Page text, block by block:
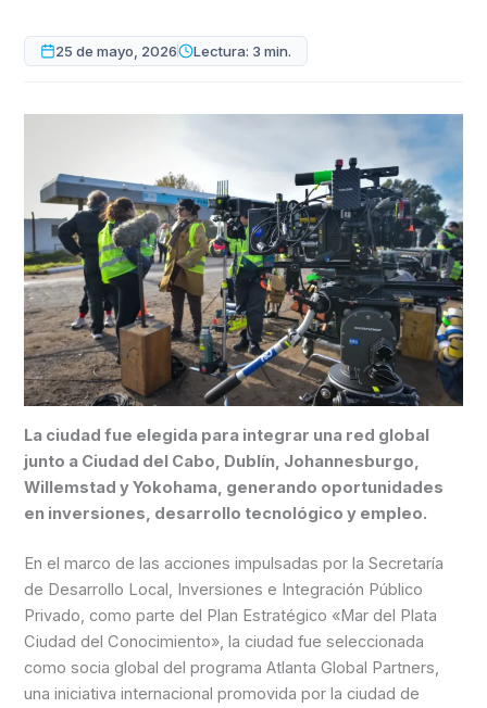
25 de mayo, 2026 Lectura: 3 min.
La ciudad fue elegida para integrar una red global
junto a Ciudad del Cabo, Dublín, Johannesburgo,
Willemstad y Yokohama, generando oportunidades
en inversiones, desarrollo tecnológico y empleo.
En el marco de las acciones impulsadas por la Secretaría
de Desarrollo Local, Inversiones e Integración Público
Privado, como parte del Plan Estratégico «Mar del Plata
Ciudad del Conocimiento», la ciudad fue seleccionada
como socia global del programa Atlanta Global Partners,
una iniciativa internacional promovida por la ciudad de